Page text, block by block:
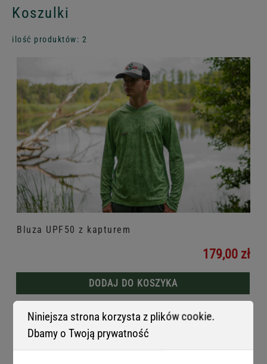
Niniejsza strona korzysta z plików cookie.
Dbamy o Twoją prywatność
Koszulki
ilość produktów: 2
Bluza UPF50 z kapturem
179,00 zł
DODAJ DO KOSZYKA